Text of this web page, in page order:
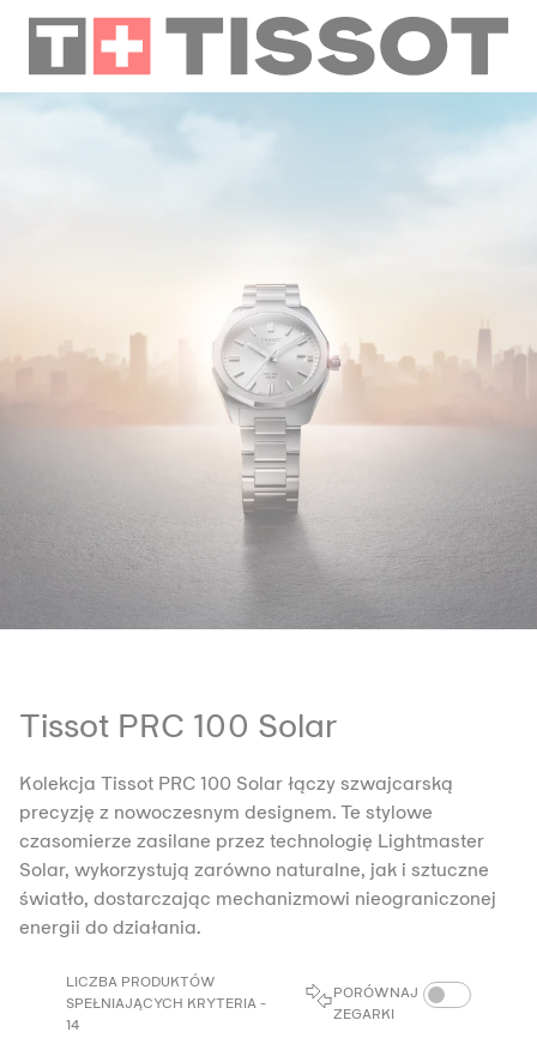
Tissot PRC 100 Solar
Kolekcja Tissot PRC 100 Solar łączy szwajcarską
precyzję z nowoczesnym designem. Te stylowe
czasomierze zasilane przez technologię Lightmaster
Solar, wykorzystują zarówno naturalne, jak i sztuczne
światło, dostarczając mechanizmowi nieograniczonej
energii do działania.
LICZBA PRODUKTÓW
SPEŁNIAJĄCYCH KRYTERIA -
14
PORÓWNAJ
ZEGARKI
PORÓWNAJ